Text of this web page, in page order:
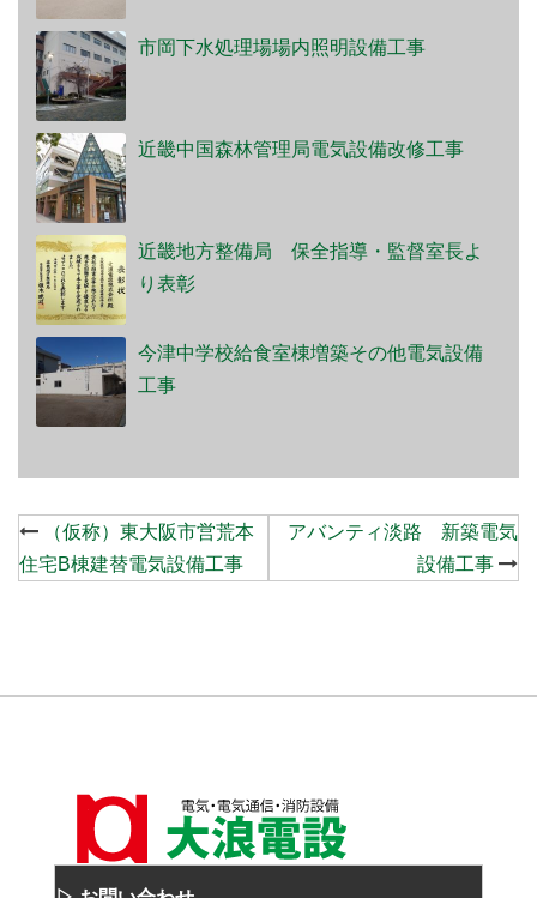
市岡下水処理場場内照明設備工事
近畿中国森林管理局電気設備改修工事
近畿地方整備局 保全指導・監督室長よ
り表彰
今津中学校給食室棟増築その他電気設備
工事
Post
navigation
（仮称）東大阪市営荒本
住宅B棟建替電気設備工事
アバンティ淡路 新築電気
設備工事